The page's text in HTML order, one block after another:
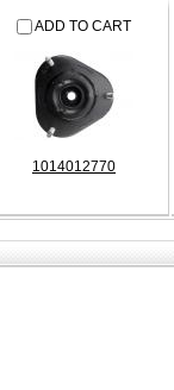
ADD TO CART
1014012770